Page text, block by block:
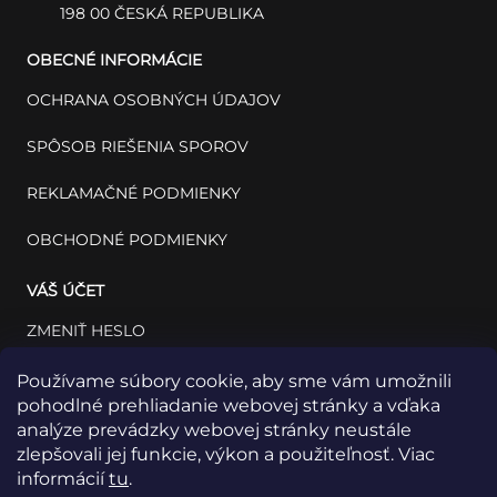
Používame súbory cookie, aby sme vám umožnili
pohodlné prehliadanie webovej stránky a vďaka
analýze prevádzky webovej stránky neustále
zlepšovali jej funkcie, výkon a použiteľnosť. Viac
informáciítu.
198 00 ČESKÁ REPUBLIKA
OBECNÉ INFORMÁCIE
OCHRANA OSOBNÝCH ÚDAJOV
SPÔSOB RIEŠENIA SPOROV
REKLAMAČNÉ PODMIENKY
OBCHODNÉ PODMIENKY
VÁŠ ÚČET
ZMENIŤ HESLO
VÁŠ PROFIL
VAŠE OBJEDNÁVKY